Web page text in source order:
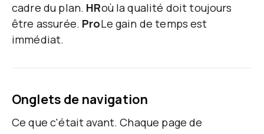
cadre du plan. HRoù la qualité doit toujours
être assurée. ProLe gain de temps est
immédiat.
Onglets de navigation
Ce que c'était avant. Chaque page de